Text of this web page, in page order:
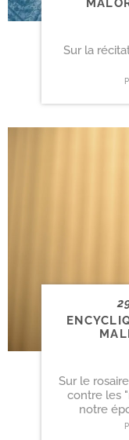
Sur la
Sur le
contre les
notre